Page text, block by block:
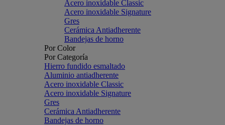
Acero inoxidable Classic
Acero inoxidable Signature
Gres
Cerámica Antiadherente
Bandejas de horno
Por Color
Por Categoría
Hierro fundido esmaltado
Aluminio antiadherente
Acero inoxidable Classic
Acero inoxidable Signature
Gres
Cerámica Antiadherente
Bandejas de horno